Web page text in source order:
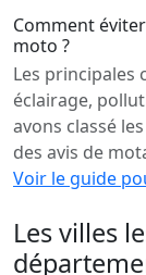
Comment
moto ?
Les principales
éclairage,
avons classé
des avis de
Voir le guide
Les villes